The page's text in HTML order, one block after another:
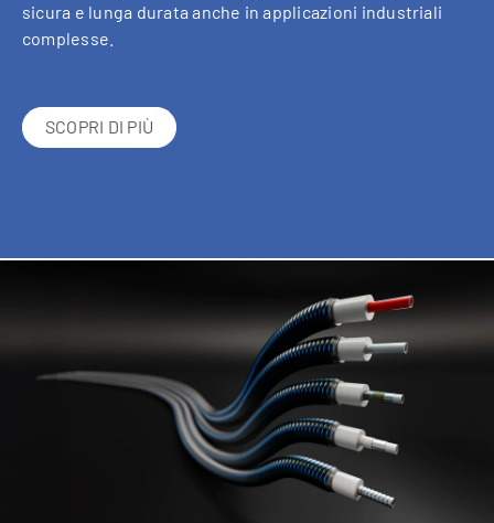
sicura e lunga durata anche in applicazioni industriali
complesse.
SCOPRI DI PIÙ